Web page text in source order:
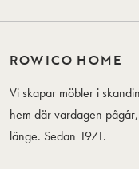
ROWICO HOME
Vi skapar möbler i
hem där vardagen
länge. Sedan 1971.